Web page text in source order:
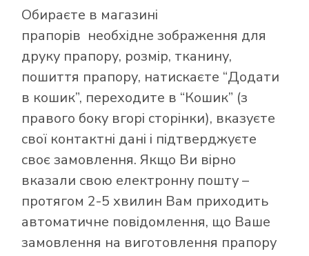
Обираєте в магазині
прапорів необхідне зображення для
друку прапору, розмір, тканину,
пошиття прапору, натискаєте “Додати
в кошик”, переходите в “Кошик” (з
правого боку вгорі сторінки), вказуєте
свої контактні дані і підтверджуєте
своє замовлення. Якщо Ви вірно
вказали свою електронну пошту –
протягом 2-5 хвилин Вам приходить
автоматичне повідомлення, що Ваше
замовлення на виготовлення прапору